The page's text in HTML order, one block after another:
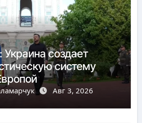
Украина создает
систему
Авг 3, 2026